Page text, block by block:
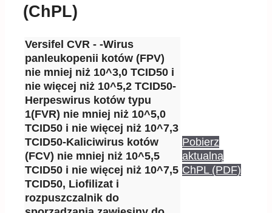
(ChPL)
Versifel CVR - -Wirus
panleukopenii kotów (FPV)
nie mniej niż 10^3,0 TCID50 i
nie więcej niż 10^5,2 TCID50-
Herpeswirus kotów typu
1(FVR) nie mniej niż 10^5,0
TCID50 i nie więcej niż 10^7,3
TCID50-Kaliciwirus kotów
(FCV) nie mniej niż 10^5,5
TCID50 i nie więcej niż 10^7,5
TCID50, Liofilizat i
rozpuszczalnik do
Pobierz
aktualną
ChPL (PDF)